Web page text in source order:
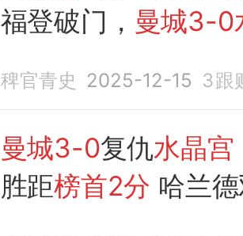
福登破门， 曼城3-0
稗官青史 2025-12-15 3跟
曼城3-0复仇水晶宫
胜距榜首2分 哈兰